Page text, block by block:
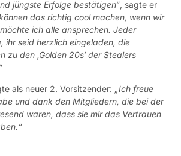
jüngste Erfolge bestätigen“, sagte er
das richtig cool machen, wenn wir
ich alle ansprechen. Jeder
ihr seid herzlich eingeladen, die
zu den ,Golden 20s‘ der Stealers
als neuer 2. Vorsitzender: „Ich freue
und dank den Mitgliedern, die bei der
waren, dass sie mir das Vertrauen